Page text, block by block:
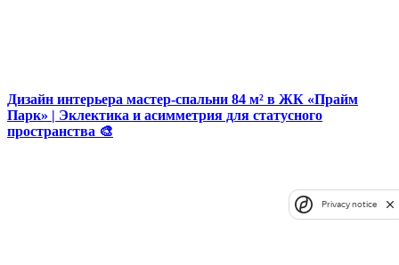
Дизайн интерьера мастер-спальни 84 м² в ЖК «Прайм
Парк» | Эклектика и асимметрия для статусного
пространства 🎨
Privacy notice